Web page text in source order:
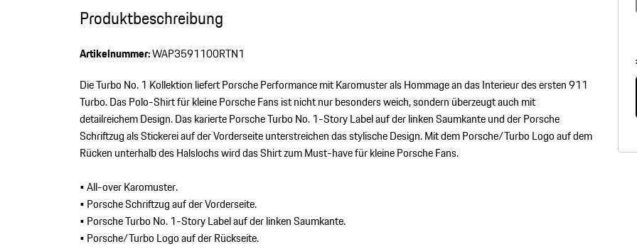
Produktbeschreibung
Artikelnummer:WAP3591100RTN1
Die Turbo No. 1 Kollektion liefert Porsche Performance mit Karomuster als Hommage an das Interieur des ersten 911
Turbo. Das Polo-Shirt für kleine Porsche Fans ist nicht nur besonders weich, sondern überzeugt auch mit
detailreichem Design. Das karierte Porsche Turbo No. 1-Story Label auf der linken Saumkante und der Porsche
Schriftzug als Stickerei auf der Vorderseite unterstreichen das stylische Design. Mit dem Porsche/Turbo Logo auf dem
Rücken unterhalb des Halslochs wird das Shirt zum Must-have für kleine Porsche Fans.
• All-over Karomuster.
• Porsche Schriftzug auf der Vorderseite.
• Porsche Turbo No. 1-Story Label auf der linken Saumkante.
• Porsche/Turbo Logo auf der Rückseite.